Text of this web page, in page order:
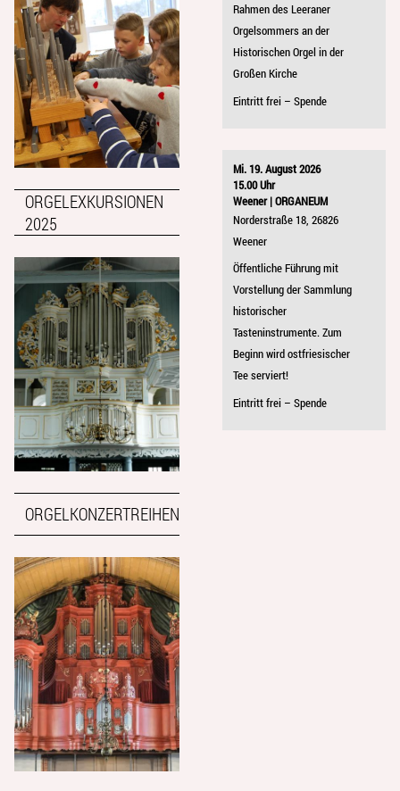
ORGELEXKURSIONEN
2025
ORGELKONZERTREIHEN
Rahmen des Leeraner
Orgelsommers an der
Historischen Orgel in der
Großen Kirche
Eintritt frei – Spende
Mi. 19. August 2026
15.00 Uhr
Weener | ORGANEUM
Norderstraße 18, 26826
Weener
Öffentliche Führung mit
Vorstellung der Sammlung
historischer
Tasteninstrumente. Zum
Beginn wird ostfriesischer
Tee serviert!
Eintritt frei – Spende